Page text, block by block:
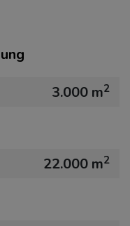
3.000 m2
22.000 m2